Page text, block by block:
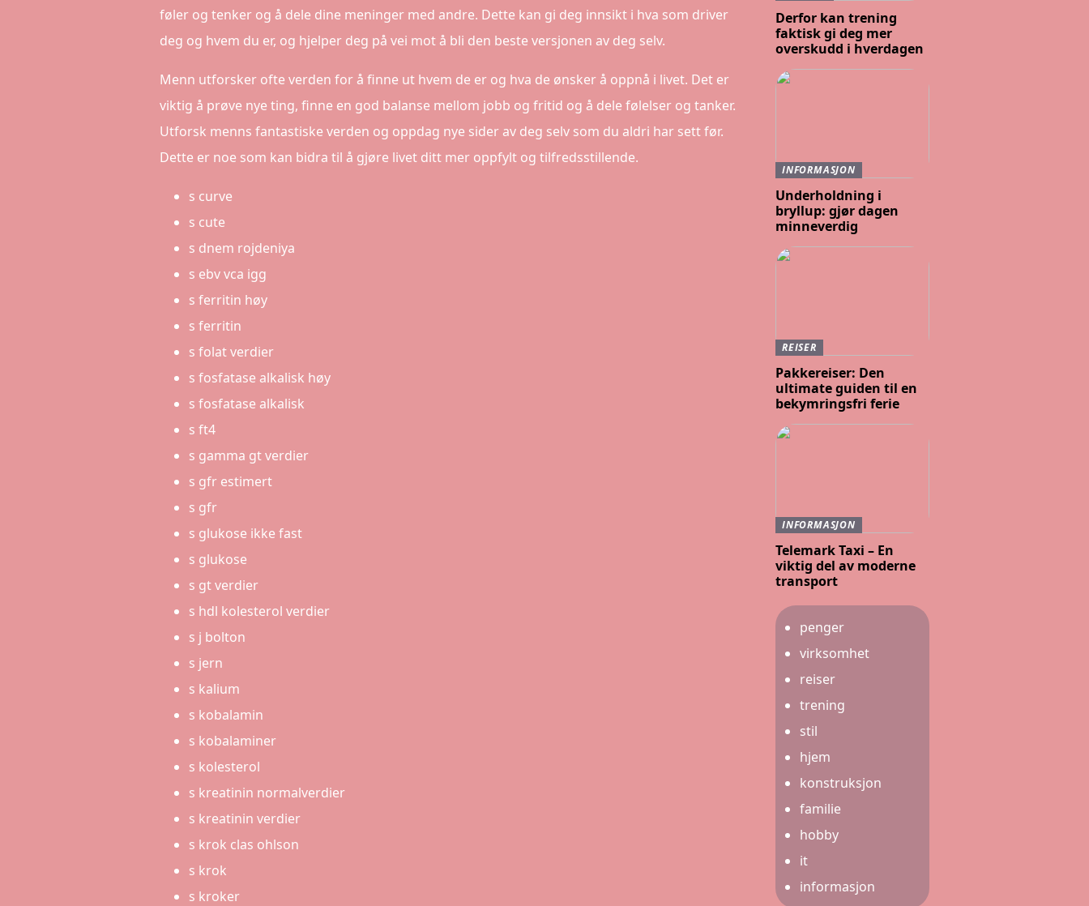
føler og tenker og å dele dine meninger med andre. Dette kan gi deg innsikt i hva som driver
deg og hvem du er, og hjelper deg på vei mot å bli den beste versjonen av deg selv.
Menn utforsker ofte verden for å finne ut hvem de er og hva de ønsker å oppnå i livet. Det er
viktig å prøve nye ting, finne en god balanse mellom jobb og fritid og å dele følelser og tanker.
Utforsk menns fantastiske verden og oppdag nye sider av deg selv som du aldri har sett før.
Dette er noe som kan bidra til å gjøre livet ditt mer oppfylt og tilfredsstillende.
s curve
s cute
s dnem rojdeniya
s ebv vca igg
s ferritin høy
s ferritin
s folat verdier
s fosfatase alkalisk høy
s fosfatase alkalisk
s ft4
s gamma gt verdier
s gfr estimert
s gfr
s glukose ikke fast
s glukose
s gt verdier
s hdl kolesterol verdier
s j bolton
s jern
s kalium
s kobalamin
s kobalaminer
s kolesterol
s kreatinin normalverdier
s kreatinin verdier
s krok clas ohlson
s krok
s kroker
Derfor kan trening
faktisk gi deg mer
overskudd i hverdagen
INFORMASJON
Underholdning i
bryllup: gjør dagen
minneverdig
REISER
Pakkereiser: Den
ultimate guiden til en
bekymringsfri ferie
INFORMASJON
Telemark Taxi – En
viktig del av moderne
transport
penger
virksomhet
reiser
trening
stil
hjem
konstruksjon
familie
hobby
it
informasjon